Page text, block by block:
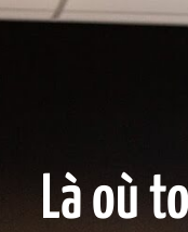
Là où